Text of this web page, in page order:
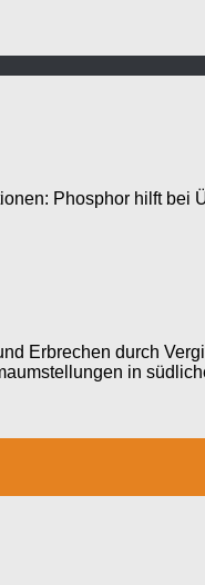
Phosphor hilft
Erbrechen durch
in